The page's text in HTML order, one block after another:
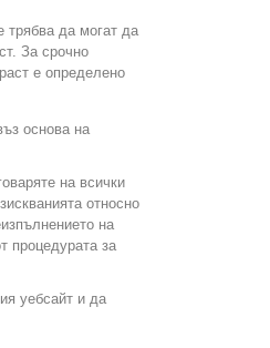
трябва да могат да
За срочно
е определено
основа на
на всички
относно
на
процедурата за
уебсайт и да